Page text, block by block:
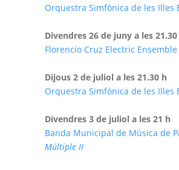
Orquestra Simfònica de les Illes
Divendres 26 de juny a les 21.30
Florencio Cruz Electric Ensemble
Dijous 2 de juliol a les 21.30 h
Orquestra Simfònica de les Illes
Divendres 3 de juliol a les 21 h
Banda Municipal de Música de
Múltiple II